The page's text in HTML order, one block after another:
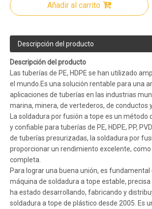
Añadir al carrito
Descripción del producto
Descripción del producto
Las tuberías de PE, HDPE se han utilizado
el mundo.Es una solución rentable para una
aplicaciones de tuberías en las industrias
marina, minera, de vertederos, de conductos
La soldadura por fusión a tope es un método
y confiable para tuberías de PE, HDPE, PP,
de tuberías presurizadas, la soldadura por
proporcionar un rendimiento excelente,
completa.
Para lograr una buena unión, es fundamental
máquina de soldadura a tope estable, precisa
ha estado desarrollando, fabricando y
soldadura a tope de plástico desde 2005. Es